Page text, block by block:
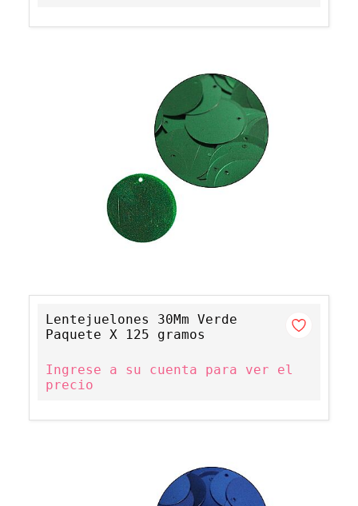
Lentejuelones 30Mm Verde
Paquete X 125 gramos
Ingrese a su cuenta para ver el
precio